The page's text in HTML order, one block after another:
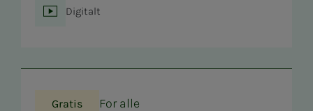
Sted
Digitalt
Gratis For alle